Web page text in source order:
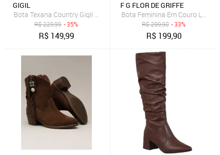
GIGIL
Bota Texana Country Gigil Western Cano Médio Bordada Caramelo
R$229,99 - 35%
R$ 149,99
F G FLOR DE GRIFFE
Bota Feminina Em Couro
R$299,90 - 33%
R$ 199,90